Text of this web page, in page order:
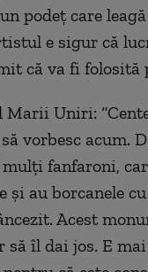
podeţ care
e sigur că
că va fi folosită
Uniri:
vorbesc acum.
fanfaroni,
au borcanele
Acest
îl dai jos. E